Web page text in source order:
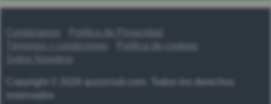
Contáctanos
Política de Privacidad
Términos y condiciones
Copyright © 2026 quizzclub.com. Todos los derechos
reservados